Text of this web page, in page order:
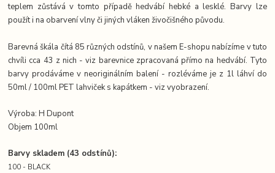
teplem zůstává v tomto případě hedvábí hebké a lesklé. Barvy lze
použít i na obarvení vlny či jiných vláken živočišného původu.
Barevná škála čítá 85 různých odstínů, v našem E-shopu nabízíme v tuto
chvíli cca 43 z nich - viz barevnice zpracovaná přímo na hedvábí. Tyto
barvy prodáváme v neoriginálním balení - rozléváme je z 1l láhví do
50ml / 100ml PET lahviček s kapátkem - viz vyobrazení.
Výroba: H Dupont
Objem 100ml
Barvy skladem (43 odstínů):
100 - BLACK